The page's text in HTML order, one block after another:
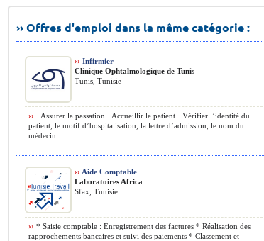
›› Offres d'emploi dans la même catégorie :
›› Infirmier
Clinique Ophtalmologique de Tunis
Tunis, Tunisie
›› · Assurer la passation · Accueillir le patient · Vérifier l’identité du
patient, le motif d’hospitalisation, la lettre d’admission, le nom du
médecin ...
›› Aide Comptable
Laboratoires Africa
Sfax, Tunisie
›› * Saisie comptable : Enregistrement des factures * Réalisation des
rapprochements bancaires et suivi des paiements * Classement et